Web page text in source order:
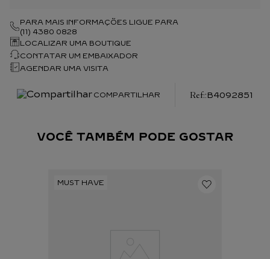
PARA MAIS INFORMAÇÕES LIGUE PARA
(11) 4380 0828
LOCALIZAR UMA BOUTIQUE
CONTATAR UM EMBAIXADOR
AGENDAR UMA VISITA
COMPARTILHAR :B4092851
VOCÊ TAMBÉM PODE GOSTAR